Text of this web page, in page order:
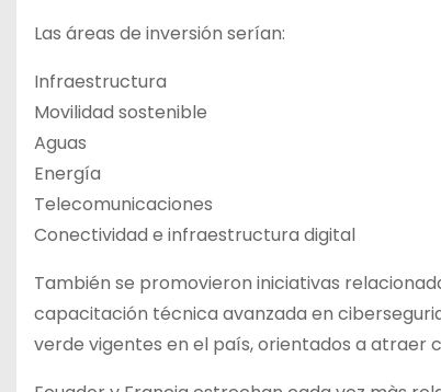
Las áreas de inversión serían:
Infraestructura
Movilidad sostenible
Aguas
Energía
Telecomunicaciones
Conectividad e infraestructura digital
También se promovieron iniciativas
capacitación técnica avanzada en
verde vigentes en el país, orientados a